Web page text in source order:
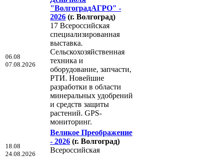
06.08
07.08.2026
"ВолгоградАГРО" -
2026 (г. Волгоград)
17 Всероссийская
специализированная
выставка.
Сельскохозяйственная
техника и
оборудование, запчасти,
РТИ. Новейшие
разработки в области
минеральных удобрений
и средств защиты
растений. GPS-
мониторинг.
18.08
24.08.2026
Великое Преображение
- 2026 (г. Волгоград)
Всероссийская